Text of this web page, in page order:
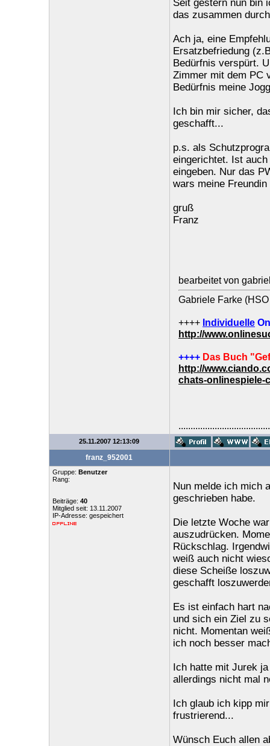
Seit gestern nun bin
das zusammen
Ach ja, eine
Ersatzbefriedung
Bedürfnis verspürt.
Zimmer mit dem PC
Bedürfnis meine
Ich bin mir sicher,
geschafft...
p.s. als
eingerichtet. Ist
eingeben. Nur das
wars meine Freundin
gruß
Franz
bearbeitet von
Gabriele Farke (HSO
++++ Individuelle
http://
++++ Das Buch
http://
chats-onlinespiele-
25.11.2007 12:13:09
franz_952001
Gruppe: Benutzer
Rang:
Beiträge: 40
Mitglied seit: 13.11.2007
IP-Adresse: gespeichert
Nun melde ich mich
geschrieben habe.
Die letzte Woche
auszudrücken.
Rückschlag.
weiß auch nicht
diese Scheiße
geschafft
Es ist einfach hart
und sich ein Ziel zu
nicht. Momentan
ich noch besser
Ich hatte mit Jurek
allerdings nicht mal
Ich glaub ich kipp
frustrierend...
Wünsch Euch allen